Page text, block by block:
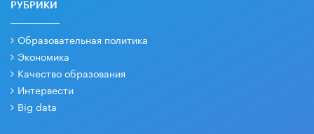
РУБРИКИ
Образовательная политика
Экономика
Качество образования
Интервести
Big data